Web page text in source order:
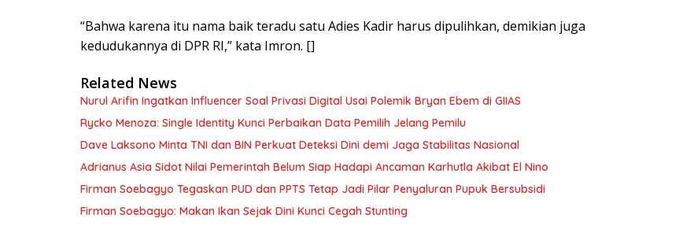
“Bahwa karena itu nama baik teradu satu Adies Kadir harus dipulihkan, demikian juga
kedudukannya di DPR RI,” kata Imron. []
Related News
Nurul Arifin Ingatkan Influencer Soal Privasi Digital Usai Polemik Bryan Ebem di GIIAS
Rycko Menoza: Single Identity Kunci Perbaikan Data Pemilih Jelang Pemilu
Dave Laksono Minta TNI dan BIN Perkuat Deteksi Dini demi Jaga Stabilitas Nasional
Adrianus Asia Sidot Nilai Pemerintah Belum Siap Hadapi Ancaman Karhutla Akibat El Nino
Firman Soebagyo Tegaskan PUD dan PPTS Tetap Jadi Pilar Penyaluran Pupuk Bersubsidi
Firman Soebagyo: Makan Ikan Sejak Dini Kunci Cegah Stunting